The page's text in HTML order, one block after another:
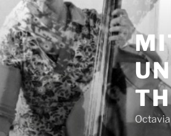
Zum
Inhalt
springen